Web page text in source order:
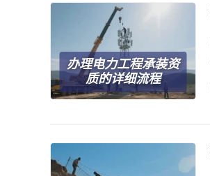
办理电力工程承装资
质的详细流程